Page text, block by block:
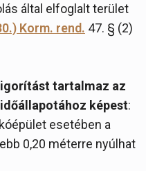
által elfoglalt terület
Korm. rend. 47. § (2)
tartalmaz az
képest:
esetében a
0,20 méterre nyúlhat